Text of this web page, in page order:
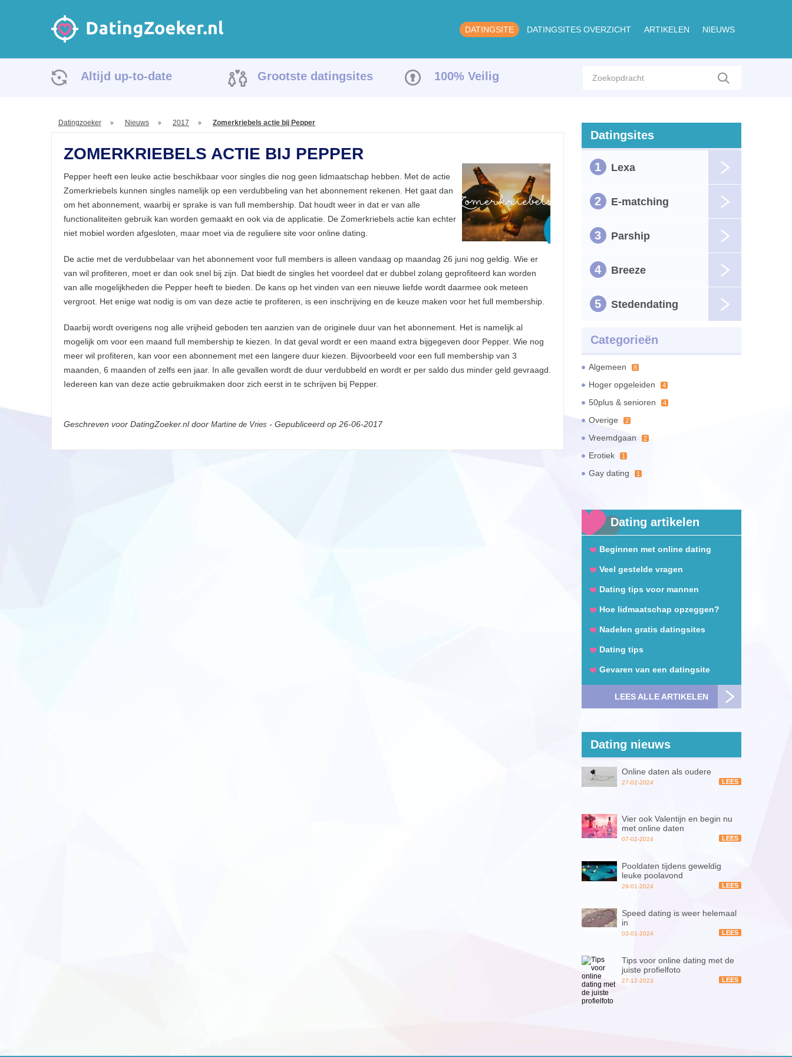
DATINGSITE DATINGSITES OVERZICHT ARTIKELEN NIEUWS
Altijd up-to-date Grootste datingsites 100% Veilig
Datingzoeker Nieuws 2017 Zomerkriebels actie bij Pepper
ZOMERKRIEBELS ACTIE BIJ PEPPER
Pepper heeft een leuke actie beschikbaar voor singles die nog geen lidmaatschap hebben. Met de actie
Zomerkriebels kunnen singles namelijk op een verdubbeling van het abonnement rekenen. Het gaat dan
om het abonnement, waarbij er sprake is van full membership. Dat houdt weer in dat er van alle
functionaliteiten gebruik kan worden gemaakt en ook via de applicatie. De Zomerkriebels actie kan echter
niet mobiel worden afgesloten, maar moet via de reguliere site voor online dating.
De actie met de verdubbelaar van het abonnement voor full members is alleen vandaag op maandag 26 juni nog geldig. Wie er
van wil profiteren, moet er dan ook snel bij zijn. Dat biedt de singles het voordeel dat er dubbel zolang geprofiteerd kan worden
van alle mogelijkheden die Pepper heeft te bieden. De kans op het vinden van een nieuwe liefde wordt daarmee ook meteen
vergroot. Het enige wat nodig is om van deze actie te profiteren, is een inschrijving en de keuze maken voor het full membership.
Daarbij wordt overigens nog alle vrijheid geboden ten aanzien van de originele duur van het abonnement. Het is namelijk al
mogelijk om voor een maand full membership te kiezen. In dat geval wordt er een maand extra bijgegeven door Pepper. Wie nog
meer wil profiteren, kan voor een abonnement met een langere duur kiezen. Bijvoorbeeld voor een full membership van 3
maanden, 6 maanden of zelfs een jaar. In alle gevallen wordt de duur verdubbeld en wordt er per saldo dus minder geld gevraagd.
Iedereen kan van deze actie gebruikmaken door zich eerst in te schrijven bij Pepper.
Geschreven voor DatingZoeker.nl door Martine de Vries - Gepubliceerd op 26-06-2017
Datingsites
1 Lexa
2 E-matching
3 Parship
4 Breeze
5 Stedendating
Categorieën
Algemeen 8
Hoger opgeleiden 4
50plus & senioren 4
Overige 2
Vreemdgaan 2
Erotiek 1
Gay dating 1
Dating artikelen
Beginnen met online dating
Veel gestelde vragen
Dating tips voor mannen
Hoe lidmaatschap opzeggen?
Nadelen gratis datingsites
Dating tips
Gevaren van een datingsite
LEES ALLE ARTIKELEN
Dating nieuws
Online daten als oudere
27-02-2024 LEES
Vier ook Valentijn en begin nu
met online daten
07-02-2024 LEES
Pooldaten tijdens geweldig
leuke poolavond
29-01-2024 LEES
Speed dating is weer helemaal
in
03-01-2024 LEES
Tips voor online dating met de
juiste profielfoto
27-12-2023 LEES